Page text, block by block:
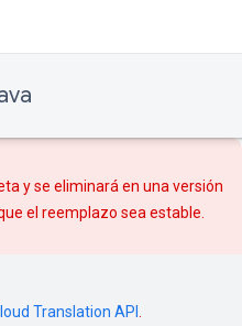
y se eliminará en una versión
el reemplazo sea estable.
Translation API